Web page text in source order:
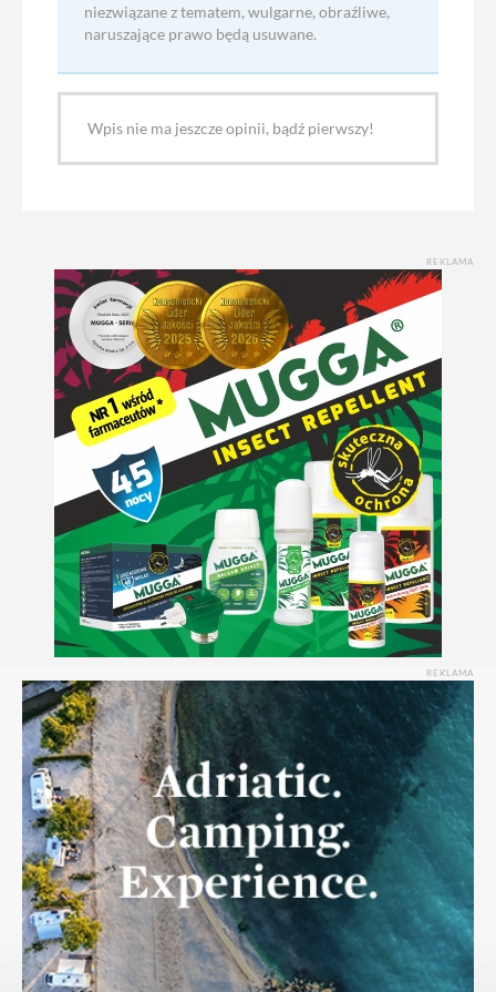
niezwiązane z tematem, wulgarne, obraźliwe,
naruszające prawo będą usuwane.
Wpis nie ma jeszcze opinii, bądź pierwszy!
REKLAMA
REKLAMA